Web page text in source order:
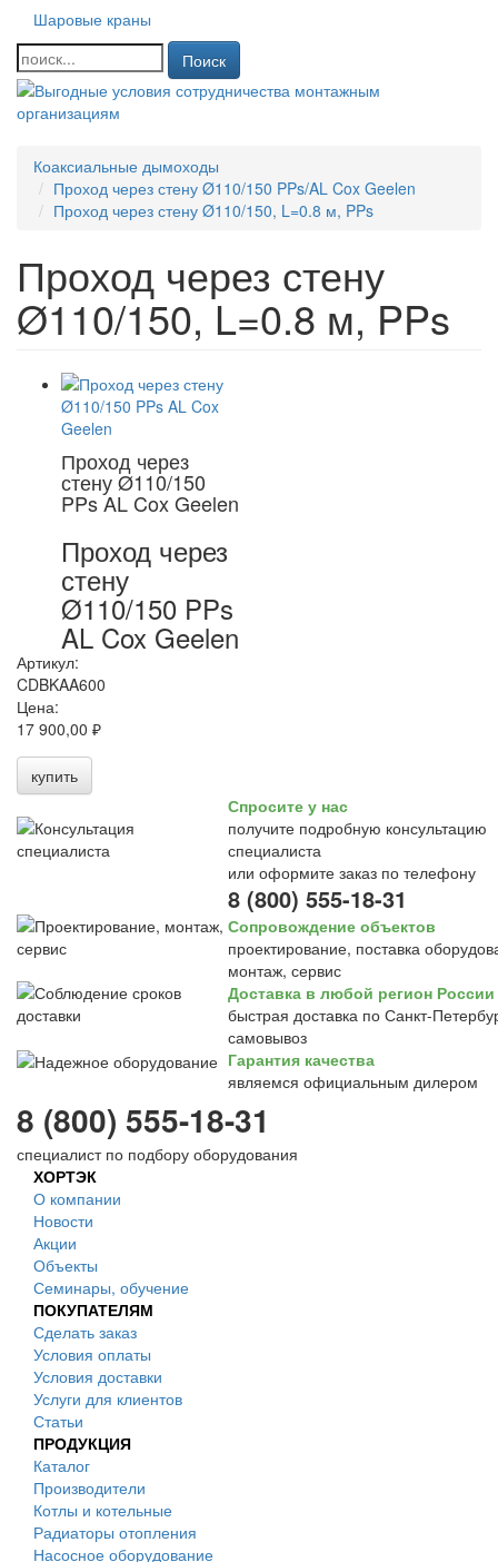
Шаровые краны
Поиск
Коаксиальные дымоходы
Проход через стену Ø110/150 PPs/AL Cox Geelen
Проход через стену Ø110/150, L=0.8 м, PPs
Проход через стену
Ø110/150, L=0.8 м, PPs
Проход через
стену Ø110/150
PPs AL Cox Geelen
Проход через
стену
Ø110/150 PPs
AL Cox Geelen
Артикул:
CDBKAA600
Цена:
17 900,00 ₽
купить
Спросите у нас
получите подробную консультацию
специалиста
или оформите заказ по телефону
8 (800) 555-18-31
Сопровождение объектов
проектирование, поставка
монтаж, сервис
Доставка в любой регион России
быстрая доставка по Санкт-
самовывоз
Гарантия качества
являемся официальным дилером
8 (800) 555-18-31
специалист по подбору оборудования
ХОРТЭК
О компании
Новости
Акции
Объекты
Семинары, обучение
ПОКУПАТЕЛЯМ
Сделать заказ
Условия оплаты
Условия доставки
Услуги для клиентов
Статьи
ПРОДУКЦИЯ
Каталог
Производители
Котлы и котельные
Радиаторы отопления
Насосное оборудование